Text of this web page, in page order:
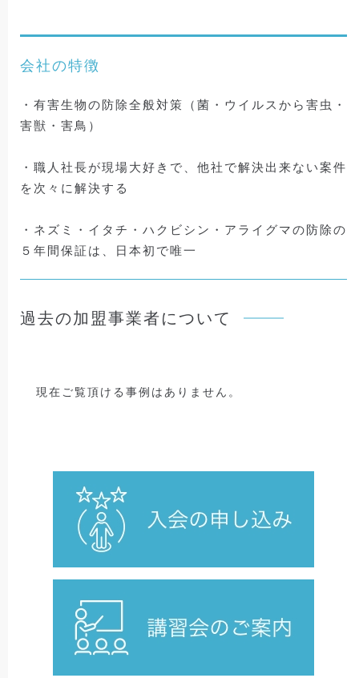
会社の特徴
・有害生物の防除全般対策（菌・ウイルスから害虫・
害獣・害鳥）
・職人社長が現場大好きで、他社で解決出来ない案件
を次々に解決する
・ネズミ・イタチ・ハクビシン・アライグマの防除の
５年間保証は、日本初で唯一
過去の加盟事業者について
現在ご覧頂ける事例はありません。